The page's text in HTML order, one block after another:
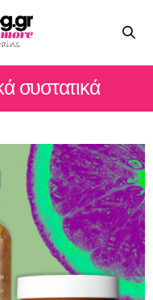
συστατικά